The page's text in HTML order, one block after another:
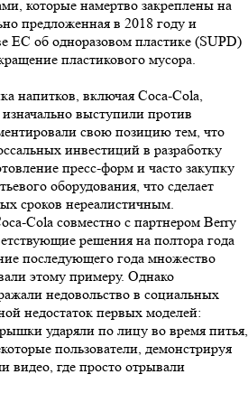
которые намертво закреплены на
предложенная в 2018 году и
ЕС об одноразовом пластике (SUPD)
пластикового мусора.
напитков, включая Coca-Cola,
выступили против
свою позицию тем, что
инвестиций в разработку
пресс-форм и часто закупку
оборудования, что сделает
сроков нереалистичным.
Cola совместно с партнером Berry
решения на полтора года
последующего года множество
этому примеру. Однако
недовольство в социальных
недостаток первых моделей:
ударяли по лицу во время питья,
пользователи, демонстрируя
видео, где просто отрывали